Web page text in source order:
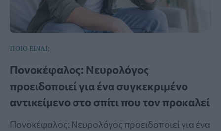
ΠΟΙΟ ΕΙΝΑΙ;
Πονοκέφαλος: Νευρολόγος
προειδοποιεί για ένα συγκεκριμένο
αντικείμενο στο σπίτι που τον προκαλεί
Πονοκέφαλος: Νευρολόγος προειδοποιεί για ένα